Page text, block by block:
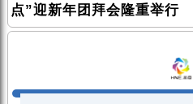
点”迎新年团拜会隆重举行